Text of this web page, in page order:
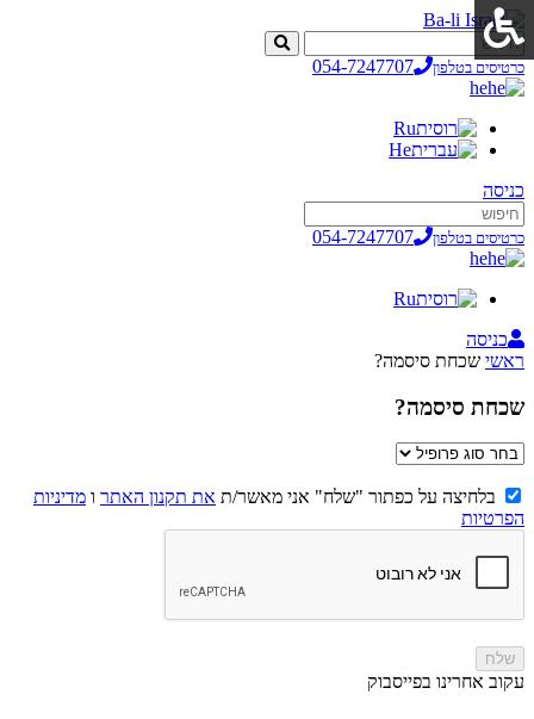
כרטיסים בטלפון
054-7247707
he
Ru
He
כניסה
כרטיסים בטלפון
054-7247707
he
Ru
כניסה
ראשי שכחת סיסמה?
שכחת סיסמה?
בלחיצה על כפתור "שלח" אני מאשר/ת את תקנון האתר ו מדיניות
הפרטיות
עקוב אחרינו בפייסבוק